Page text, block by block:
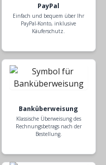
PayPal
Einfach und bequem über Ihr
PayPal-Konto, inklusive
Käuferschutz.
Banküberweisung
Klassische Überweisung des
Rechnungsbetrags nach der
Bestellung.